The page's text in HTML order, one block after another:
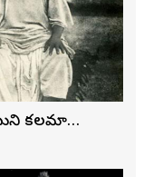
కలమా…